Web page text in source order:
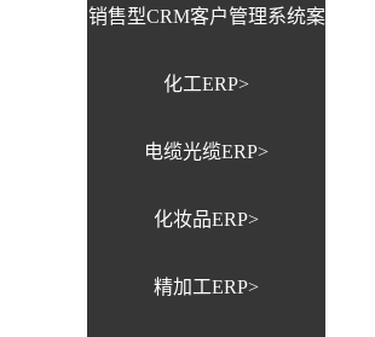
销售型CRM客户管理系统案
例>
化工ERP>
电缆光缆ERP>
化妆品ERP>
精加工ERP>